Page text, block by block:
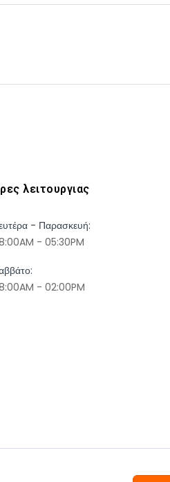
λειτουργιας
- Παρασκευή:
- 05:30PM
- 02:00PM